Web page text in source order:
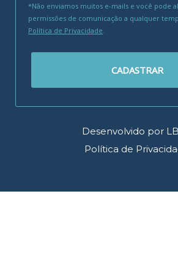
*Não enviamos muitos e-mails e você pode
permissões de comunicação a qualquer
Política de Privacidade.
CADASTRAR
Desenvolvido por
Política de